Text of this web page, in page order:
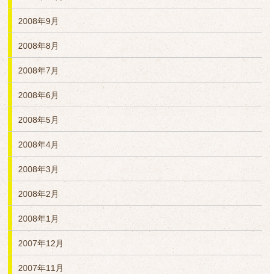
2008年9月
2008年8月
2008年7月
2008年6月
2008年5月
2008年4月
2008年3月
2008年2月
2008年1月
2007年12月
2007年11月